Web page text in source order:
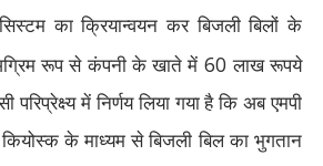
का क्रियान्वयन कर बिजली बिलों के
रूप से कंपनी के खाते में 60लाख रूपये
परिप्रेक्ष्य में निर्णय लिया गया है कि अब एमपी
के माध्यम से बिजली बिल का भुगतान